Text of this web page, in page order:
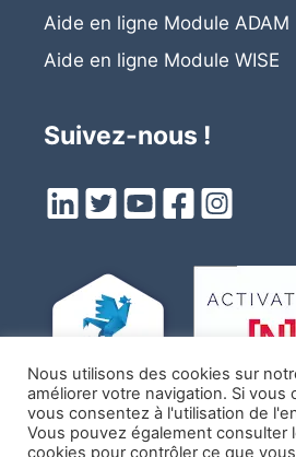
Aide en ligne Module ADAM
Aide en ligne Module WISE
Suivez-nous !
Nous utilisons des cookies sur
améliorer votre navigation. Si vous
vous consentez à l'utilisation de
Vous pouvez également consulter
cookies pour contrôler ce que